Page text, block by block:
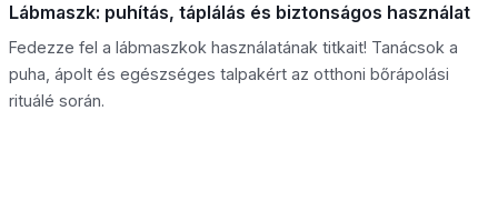
Lábmaszk: puhítás, táplálás és biztonságos használat
Fedezze fel a lábmaszkok használatának titkait! Tanácsok a
puha, ápolt és egészséges talpakért az otthoni bőrápolási
rituálé során.